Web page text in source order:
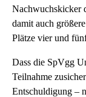
Nachwuchskicker
damit auch
Plätze vier und
Dass die SpVgg
Teilnahme
Entschuldigung –